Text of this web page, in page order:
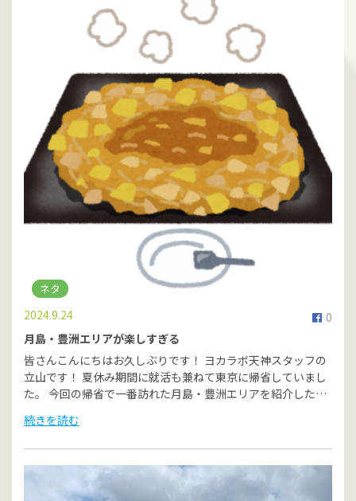
ネタ
0
2024.9.24
月島・豊洲エリアが楽しすぎる
皆さんこんにちはお久しぶりです！ ヨカラボ天神スタッフの
立山です！ 夏休み期間に就活も兼ねて東京に帰省していまし
た。 今回の帰省で一番訪れた月島・豊洲エリアを紹介した…
続きを読む